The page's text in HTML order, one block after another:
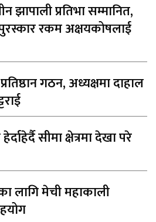
झापाली प्रतिभा सम्मानित,
पुरस्कार रकम अक्षयकोषलाई
गठन, अध्यक्षमा दाहाल
सीमा क्षेत्रमा देखा परे
लागि मेची महाकाली